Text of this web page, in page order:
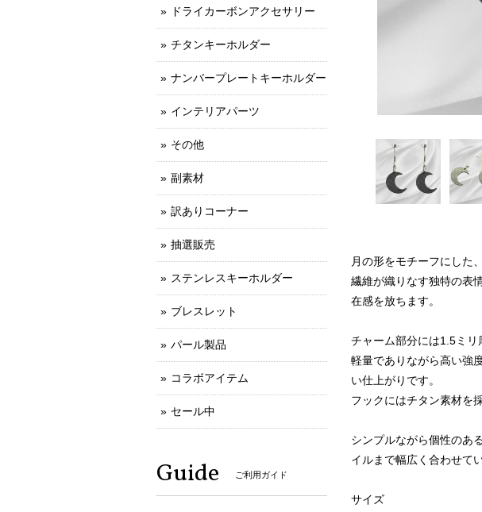
月の形をモチーフにした
繊維が織りなす独特の表
在感を放ちます。
チャーム部分には1.5ミリ
軽量でありながら高い強
い仕上がりです。
フックにはチタン素材を
シンプルながら個性のあ
イルまで幅広く合わせて
サイズ
ドライカーボンアクセサリー
チタンキーホルダー
ナンバープレートキーホルダー
インテリアパーツ
その他
副素材
訳ありコーナー
抽選販売
ステンレスキーホルダー
ブレスレット
パール製品
コラボアイテム
セール中
Guide ご利用ガイド